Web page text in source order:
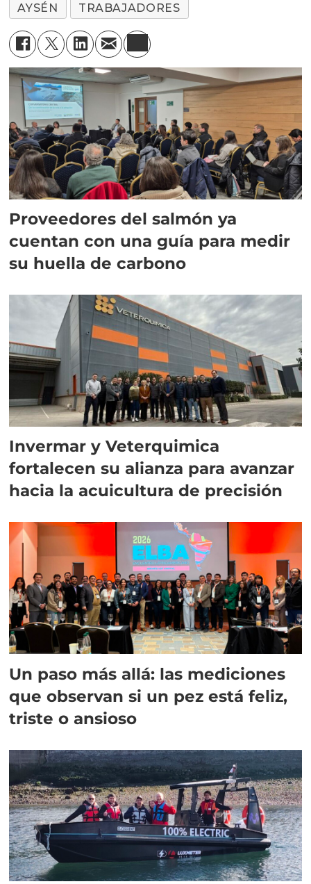
AYSÉN
TRABAJADORES
Proveedores del salmón ya
cuentan con una guía para medir
su huella de carbono
Invermar y Veterquimica
fortalecen su alianza para avanzar
hacia la acuicultura de precisión
Un paso más allá: las mediciones
que observan si un pez está feliz,
triste o ansioso